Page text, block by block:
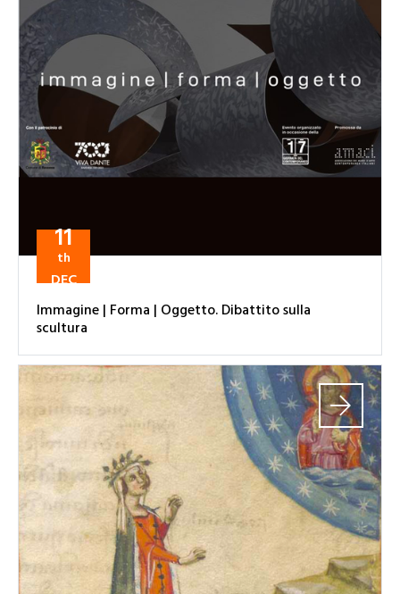
11
th
DEC
Immagine | Forma | Oggetto. Dibattito sulla
scultura